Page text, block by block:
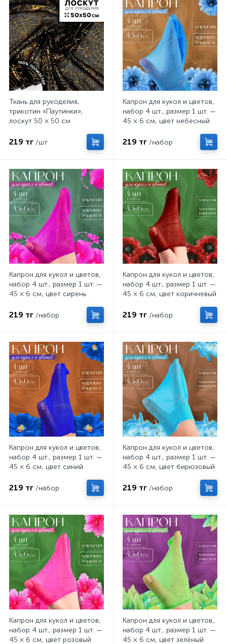
Ткань для рукоделия,
трикотин «Паутинки»,
лоскут 50 × 50 см
219 тг /шт
Капрон для кукол и цветов,
набор 4 шт., размер 1 шт. —
45 × 6 см, цвет небесный
219 тг /набор
Капрон для кукол и цветов,
набор 4 шт., размер 1 шт. —
45 × 6 см, цвет сирень
219 тг /набор
Капрон для кукол и цветов,
набор 4 шт., размер 1 шт. —
45 × 6 см, цвет коричневый
219 тг /набор
Капрон для кукол и цветов,
набор 4 шт., размер 1 шт. —
45 × 6 см, цвет синий
219 тг /набор
Капрон для кукол и цветов,
набор 4 шт., размер 1 шт. —
45 × 6 см, цвет бирюзовый
219 тг /набор
Капрон для кукол и цветов,
набор 4 шт., размер 1 шт. —
45 × 6 см, цвет розовый
Капрон для кукол и цветов,
набор 4 шт., размер 1 шт. —
45 × 6 см, цвет зелёный